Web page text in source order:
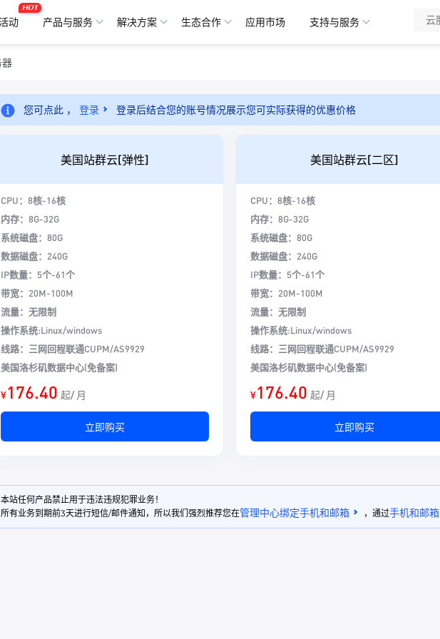
动
HOT
产品与服务 解决方案 生态合作 应用市场
支持与服务
器
您可点此 ， 登录 登录后结合您的账号情况展示您可实际获得的优惠价格
美国站群云[弹性]
CPU：8核-16核
内存：8G-32G
系统磁盘：80G
数据磁盘：240G
IP数量：5个-61个
带宽：20M-100M
流量：无限制
操作系统:Linux/windows
线路： 三网回程联通CUPM/AS9929
美国洛杉矶数据中心(免备案)
¥176.40 起/ 月
立即购买
美国站群云[二区]
CPU：8核-16核
内存：8G-32G
系统磁盘：80G
数据磁盘：240G
IP数量：5个-61个
带宽：20M-100M
流量：无限制
操作系统:Linux/windows
线路： 三网回程联通CUPM/AS9929
美国洛杉矶数据中心(免备案)
¥176.40 起/ 月
立即购买
本站任何产品禁止用于违法违规犯罪业务！
所有业务到期前3天进行短信/邮件通知，所以我们强烈推荐您在管理中心绑定手机和邮箱 ，通过手机和邮箱